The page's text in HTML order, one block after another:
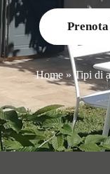
Home»Tipi di